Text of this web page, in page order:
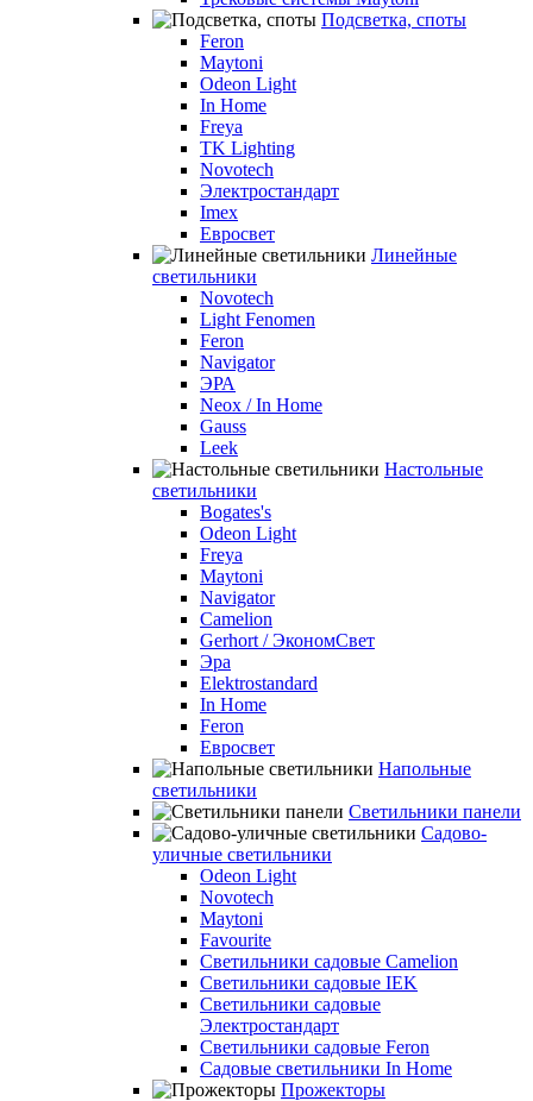
Подсветка, споты
Feron
Maytoni
Odeon Light
In Home
Freya
TK Lighting
Novotech
Электростандарт
Imex
Евросвет
Линейные
светильники
Novotech
Light Fenomen
Feron
Navigator
ЭРА
Neox / In Home
Gauss
Leek
Настольные
светильники
Bogates's
Odeon Light
Freya
Maytoni
Navigator
Camelion
Gerhort / ЭкономСвет
Эра
Elektrostandard
In Home
Feron
Евросвет
Напольные
светильники
Светильники панели
Садово-
уличные светильники
Odeon Light
Novotech
Maytoni
Favourite
Светильники садовые Camelion
Светильники садовые IEK
Светильники садовые
Электростандарт
Светильники садовые Feron
Садовые светильники In Home
Прожекторы